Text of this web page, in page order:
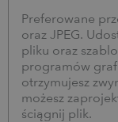
Preferowane
oraz JPEG.
pliku oraz
programów
otrzymujesz
możesz
ściągnij plik.